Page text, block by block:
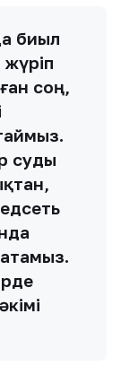
биыл
соң,
суды